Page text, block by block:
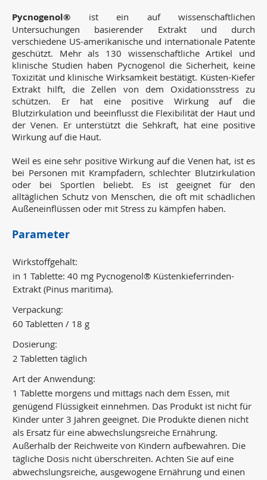
Pycnogenol® ist ein auf wissenschaftlichen
Untersuchungen basierender Extrakt und durch
verschiedene US-amerikanische und internationale Patente
geschützt. Mehr als 130 wissenschaftliche Artikel und
klinische Studien haben Pycnogenol die Sicherheit, keine
Toxizität und klinische Wirksamkeit bestätigt. Küsten-Kiefer
Extrakt hilft, die Zellen von dem Oxidationsstress zu
schützen. Er hat eine positive Wirkung auf die
Blutzirkulation und beeinflusst die Flexibilität der Haut und
der Venen. Er unterstützt die Sehkraft, hat eine positive
Wirkung auf die Haut.
Weil es eine sehr positive Wirkung auf die Venen hat, ist es
bei Personen mit Krampfadern, schlechter Blutzirkulation
oder bei Sportlen beliebt. Es ist geeignet für den
alltäglichen Schutz von Menschen, die oft mit schädlichen
Außeneinflüssen oder mit Stress zu kämpfen haben.
Parameter
Wirkstoffgehalt:
in 1 Tablette: 40 mg Pycnogenol® Küstenkieferrinden-
Extrakt (Pinus maritima).
Verpackung:
60 Tabletten / 18 g
Dosierung:
2 Tabletten täglich
Art der Anwendung:
1 Tablette morgens und mittags nach dem Essen, mit
genügend Flüssigkeit einnehmen. Das Produkt ist nicht für
Kinder unter 3 Jahren geeignet. Die Produkte dienen nicht
als Ersatz für eine abwechslungsreiche Ernährung.
Außerhalb der Reichweite von Kindern aufbewahren. Die
tägliche Dosis nicht überschreiten. Achten Sie auf eine
abwechslungsreiche, ausgewogene Ernährung und einen